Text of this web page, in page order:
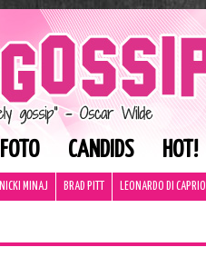
FOTO CANDIDS HOT!
NICKI MINAJ BRAD PITT LEONARDO DI CAPRIO